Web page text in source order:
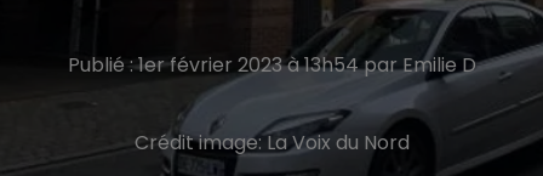
Publié : 1er février 2023 à 13h54 par Emilie D
Crédit image:La Voix du Nord